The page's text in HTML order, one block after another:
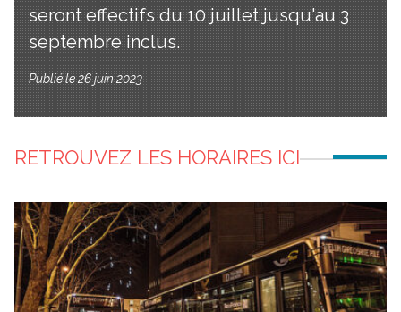
seront effectifs du 10 juillet jusqu'au 3
septembre inclus.
Publié le 26 juin 2023
RETROUVEZ LES HORAIRES ICI